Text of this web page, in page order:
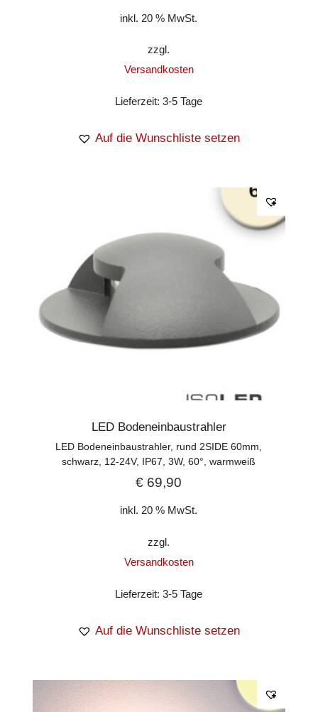
inkl. 20 % MwSt.
zzgl.
Versandkosten
Lieferzeit:3-5 Tage
Auf die Wunschliste setzen
LED Bodeneinbaustrahler
LED Bodeneinbaustrahler, rund 2SIDE 60mm,
schwarz, 12-24V, IP67, 3W, 60°, warmweiß
€ 69,90
inkl. 20 % MwSt.
zzgl.
Versandkosten
Lieferzeit:3-5 Tage
Auf die Wunschliste setzen